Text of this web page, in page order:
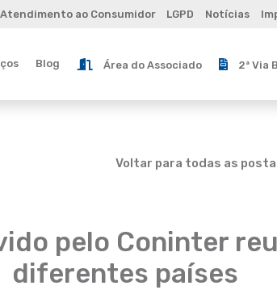
Atendimento ao Consumidor LGPD Notícias
Blog Área do Associado 2ª Via
Voltar para todas as
pelo Coninter
diferentes países